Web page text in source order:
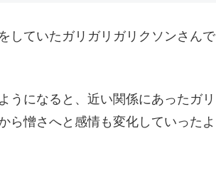
していたガリガリガリクソンさんで
うになると、近い関係にあったガリ
ら憎さへと感情も変化していったよ